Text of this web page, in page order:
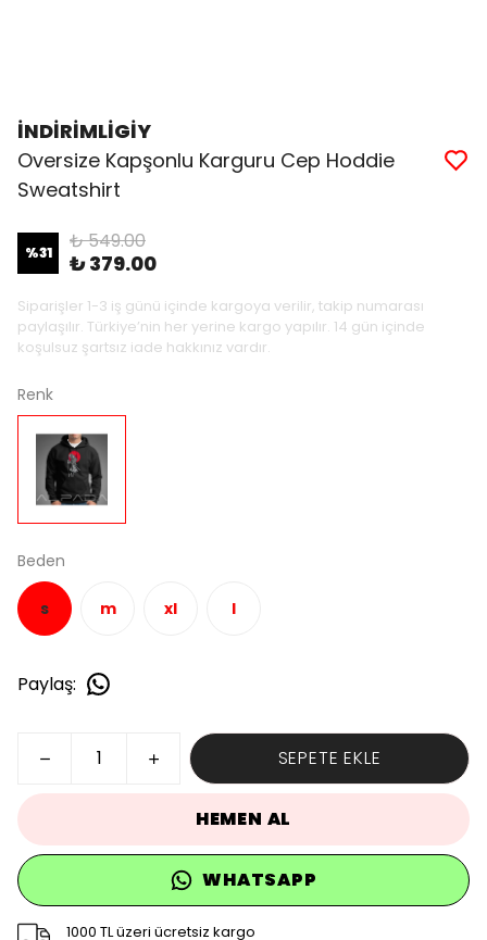
İNDİRİMLİGİY
Oversize Kapşonlu Karguru Cep Hoddie
Sweatshirt
%31 ₺ 549.00
₺ 379.00
Siparişler 1-3 iş günü içinde kargoya verilir, takip numarası
paylaşılır. Türkiye’nin her yerine kargo yapılır. 14 gün içinde
koşulsuz şartsız iade hakkınız vardır.
Renk
Beden
s m xl l
Paylaş:
SEPETE EKLE
HEMEN AL
WHATSAPP
1000 TL üzeri ücretsiz kargo